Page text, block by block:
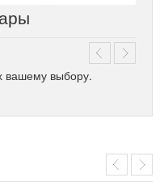
вашему выбору.